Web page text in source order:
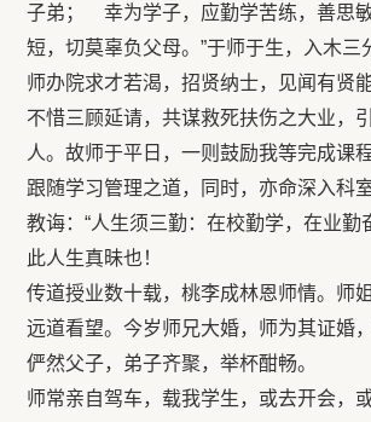
子弟； 幸为学子，应勤学苦练，善思
短，切莫辜负父母。”于师于生，入木三
师办院求才若渴，招贤纳士，见闻有贤
不惜三顾延请，共谋救死扶伤之大业，
人。故师于平日，一则鼓励我等完成课
跟随学习管理之道，同时，亦命深入科
教诲：“人生须三勤：在校勤学，在业勤
此人生真昧也！
传道授业数十载，桃李成林恩师情。师
远道看望。今岁师兄大婚，师为其证婚
俨然父子，弟子齐聚，举杯酣畅。
师常亲自驾车，载我学生，或去开会，